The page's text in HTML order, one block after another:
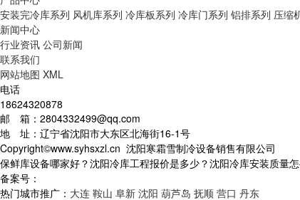
安装完冷库系列 风机库系列 冷库板系列 冷库门系列 铝排系列 压缩
新闻中心
行业资讯 公司新闻
联系我们
网站地图 XML
电话
18624320878
邮 箱：2804332499@qq.com
地 址：辽宁省沈阳市大东区北海街16-1号
Copyright©www.syhsxzl.cn 沈阳寒霜雪制冷设备销售有限公司
保鲜库设备哪家好？沈阳冷库工程报价是多少？沈阳冷库安装质量
备案号：
热门城市推广： 大连 鞍山 阜新 沈阳 葫芦岛 抚顺 营口 丹东